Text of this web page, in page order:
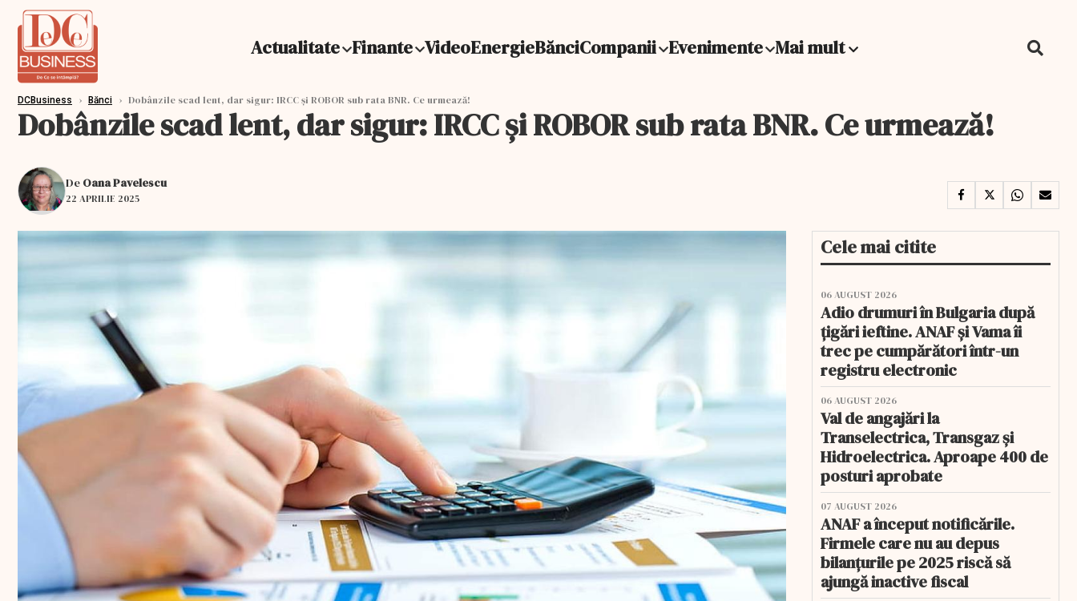
Actualitate Finante VideoEnergieBănciCompanii Evenimente Mai mult
DCBusiness › Bănci › Dobânzile scad lent, dar sigur: IRCC și ROBOR sub rata BNR. Ce urmează!
Dobânzile scad lent, dar sigur: IRCC și ROBOR sub rata BNR. Ce urmează!
De Oana Pavelescu
22 APRILIE 2025
Cele mai citite
06 AUGUST 2026
Adio drumuri în Bulgaria după
țigări ieftine. ANAF și Vama îi
trec pe cumpărători într-un
registru electronic
06 AUGUST 2026
Val de angajări la
Transelectrica, Transgaz și
Hidroelectrica. Aproape 400 de
posturi aprobate
07 AUGUST 2026
ANAF a început notificările.
Firmele care nu au depus
bilanțurile pe 2025 riscă să
ajungă inactive fiscal